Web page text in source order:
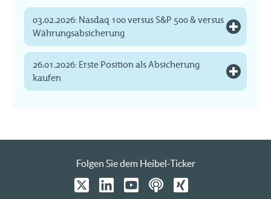
03.02.2026: Nasdaq 100 versus S&P 500 & versus
Währungsabsicherung
26.01.2026: Erste Position als Absicherung
kaufen
Folgen Sie dem Heibel-Ticker